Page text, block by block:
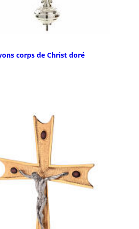
corps de Christ doré